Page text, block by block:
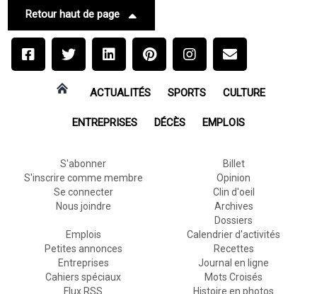
Retour haut de page
ACTUALITÉS SPORTS CULTURE
ENTREPRISES DÉCÈS EMPLOIS
S'abonner
S'inscrire comme membre
Se connecter
Nous joindre
Billet
Opinion
Clin d'oeil
Archives
Dossiers
Emplois
Petites annonces
Entreprises
Cahiers spéciaux
Flux RSS
Calendrier d'activités
Recettes
Journal en ligne
Mots Croisés
Histoire en photos